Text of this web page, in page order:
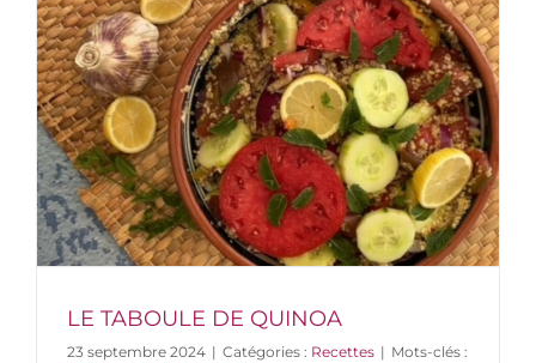
LE TABOULE DE QUINOA
23 septembre 2024 | Catégories : Recettes | Mots-clés :